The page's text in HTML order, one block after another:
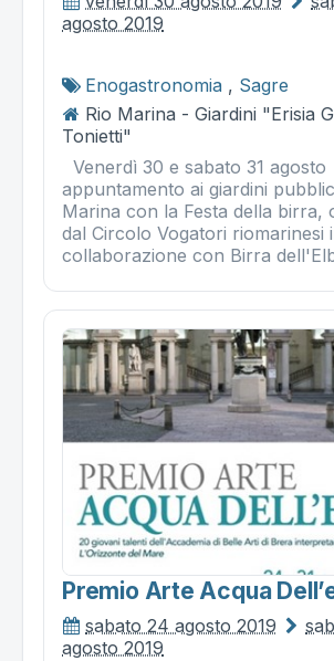
agosto 2019
Enogastronomia , Sagre
Rio Marina - Giardini "Erisia
Tonietti"
Venerdì 30 e sabato 31 agosto
appuntamento ai giardini
Marina con la Festa della birra,
dal Circolo Vogatori riomarinesi
collaborazione con Birra
Premio Arte Acqua
sabato 24 agosto 2019
agosto 2019